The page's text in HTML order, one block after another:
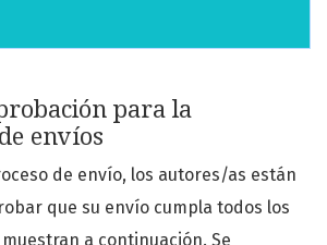
para la
envíos
de envío, los autores/as están
que su envío cumpla todos los
a continuación. Se